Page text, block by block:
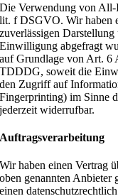
Die Verwendung von
lit. f DSGVO. Wir haben
zuverlässigen Darstellung
Einwilligung abgefragt
auf Grundlage von Art. 6
TDDDG, soweit die
den Zugriff auf
Fingerprinting) im Sinne
jederzeit widerrufbar.
Auftragsverarbeitung
Wir haben einen Vertrag
oben genannten Anbieter
einen